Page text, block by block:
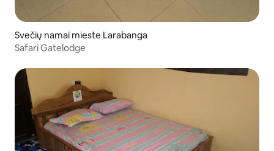
Svečių namai mieste Larabanga
Safari Gatelodge